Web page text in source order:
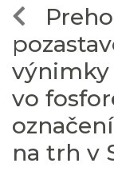
výnimky
vo
na trh v